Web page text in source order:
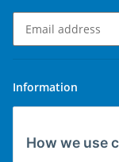
How we use
Information